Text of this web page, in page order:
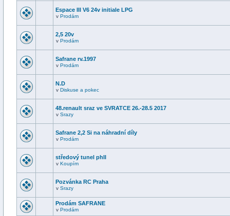
Espace III V6 24v initiale LPG
v Prodám
2,5 20v
v Prodám
Safrane rv.1997
v Prodám
N.D
v Diskuse a pokec
48.renault sraz ve SVRATCE 26.-28.5 2017
v Srazy
Safrane 2,2 Si na náhradní díly
v Prodám
středový tunel phII
v Koupím
Pozvánka RC Praha
v Srazy
Prodám SAFRANE
v Prodám